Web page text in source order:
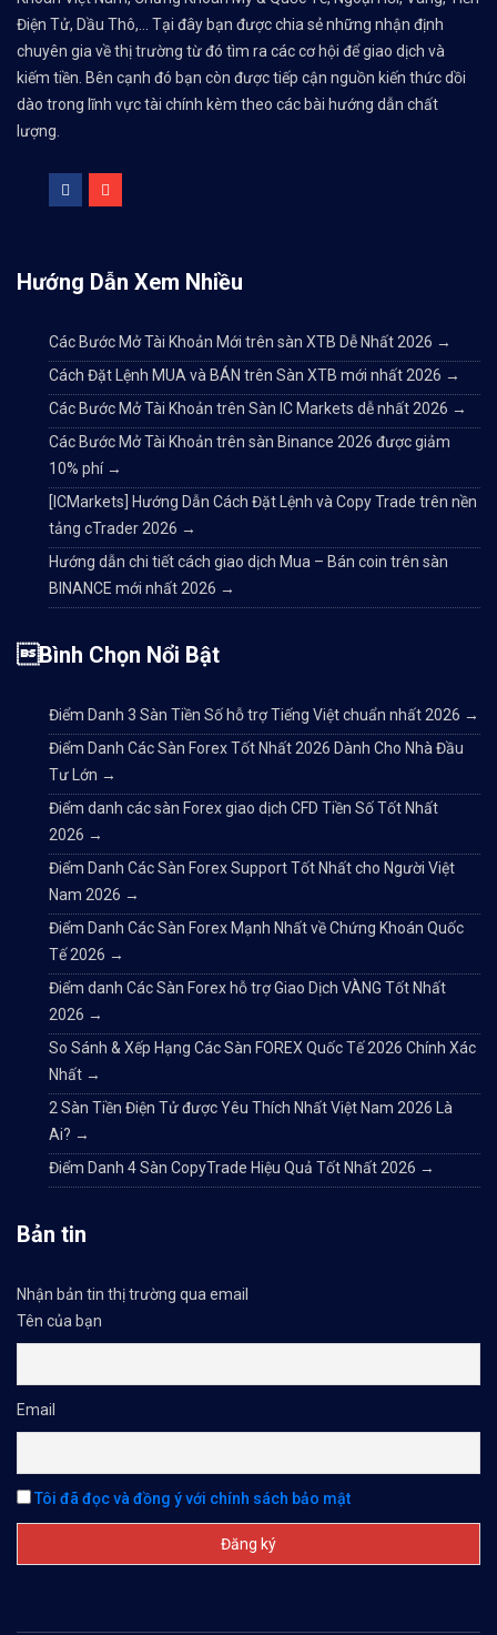
Điện Tử, Dầu Thô,... Tại đây bạn được chia sẻ những nhận định
chuyên gia về thị trường từ đó tìm ra các cơ hội để giao dịch và
kiếm tiền. Bên cạnh đó bạn còn được tiếp cận nguồn kiến thức dồi
dào trong lĩnh vực tài chính kèm theo các bài hướng dẫn chất
lượng.
Hướng Dẫn Xem Nhiều
Các Bước Mở Tài Khoản Mới trên sàn XTB Dễ Nhất 2026 →
Cách Đặt Lệnh MUA và BÁN trên Sàn XTB mới nhất 2026 →
Các Bước Mở Tài Khoản trên Sàn IC Markets dễ nhất 2026 →
Các Bước Mở Tài Khoản trên sàn Binance 2026 được giảm
10% phí →
[ICMarkets] Hướng Dẫn Cách Đặt Lệnh và Copy Trade trên nền
tảng cTrader 2026 →
Hướng dẫn chi tiết cách giao dịch Mua – Bán coin trên sàn
BINANCE mới nhất 2026 →
Bình Chọn Nổi Bật
Điểm Danh 3 Sàn Tiền Số hỗ trợ Tiếng Việt chuẩn nhất 2026 →
Điểm Danh Các Sàn Forex Tốt Nhất 2026 Dành Cho Nhà Đầu
Tư Lớn →
Điểm danh các sàn Forex giao dịch CFD Tiền Số Tốt Nhất
2026 →
Điểm Danh Các Sàn Forex Support Tốt Nhất cho Người Việt
Nam 2026 →
Điểm Danh Các Sàn Forex Mạnh Nhất về Chứng Khoán Quốc
Tế 2026 →
Điểm danh Các Sàn Forex hỗ trợ Giao Dịch VÀNG Tốt Nhất
2026 →
So Sánh & Xếp Hạng Các Sàn FOREX Quốc Tế 2026 Chính Xác
Nhất →
2 Sàn Tiền Điện Tử được Yêu Thích Nhất Việt Nam 2026 Là
Ai? →
Điểm Danh 4 Sàn CopyTrade Hiệu Quả Tốt Nhất 2026 →
Bản tin
Nhận bản tin thị trường qua email
Tên của bạn
Email
Tôi đã đọc và đồng ý với chính sách bảo mật